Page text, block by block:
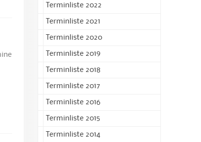
Terminliste 2022
Terminliste 2021
Terminliste 2020
Terminliste 2019
Terminliste 2018
Terminliste 2017
Terminliste 2016
Terminliste 2015
Terminliste 2014